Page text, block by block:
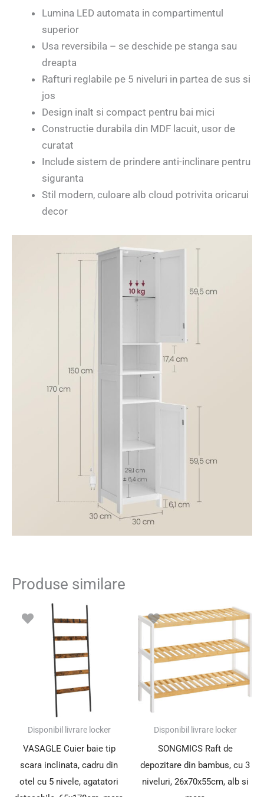
Lumina LED automata in compartimentul
superior
Usa reversibila – se deschide pe stanga sau
dreapta
Rafturi reglabile pe 5 niveluri in partea de sus si
jos
Design inalt si compact pentru bai mici
Constructie durabila din MDF lacuit, usor de
curatat
Include sistem de prindere anti-inclinare pentru
siguranta
Stil modern, culoare alb cloud potrivita oricarui
decor
Produse similare
Disponibil livrare locker
VASAGLE Cuier baie tip
scara inclinata, cadru din
otel cu 5 nivele, agatatori
Disponibil livrare locker
SONGMICS Raft de
depozitare din bambus, cu 3
niveluri, 26x70x55cm, alb si